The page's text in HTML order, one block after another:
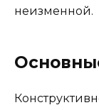
неизменной.